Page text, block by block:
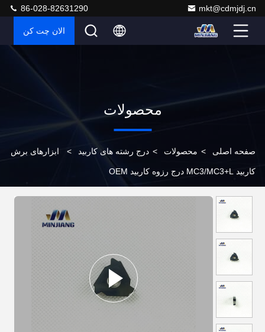
mkt@cdmjdj.cn
86-028-82631290
الان چت کن
محصولات
صفحه اصلی > محصولات > درج رشته های کاربید > ابزارهای برش
کاربید MC3/MC3+L درج رزوه کاربید OEM